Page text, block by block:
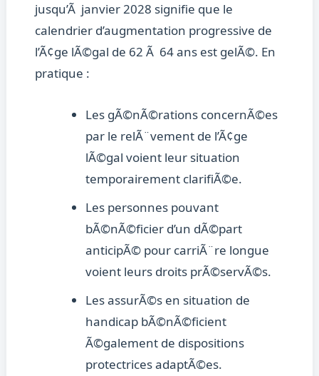
jusqu’Ã janvier 2028 signifie que le
calendrier d’augmentation progressive de
l’Ã¢ge lÃ©gal de 62 Ã 64 ans est gelÃ©. En
pratique :
Les gÃ©nÃ©rations concernÃ©es
par le relÃ¨vement de l’Ã¢ge
lÃ©gal voient leur situation
temporairement clarifiÃ©e.
Les personnes pouvant
bÃ©nÃ©ficier d’un dÃ©part
anticipÃ© pour carriÃ¨re longue
voient leurs droits prÃ©servÃ©s.
Les assurÃ©s en situation de
handicap bÃ©nÃ©ficient
Ã©galement de dispositions
protectrices adaptÃ©es.